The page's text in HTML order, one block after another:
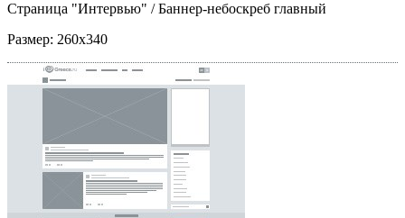
Страница "Интервью" / Баннер-небоскреб главный
Размер: 260x340